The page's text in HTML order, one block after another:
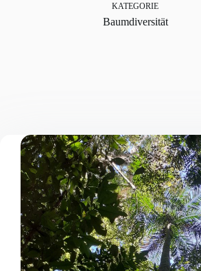
KATEGORIE
Baumdiversität